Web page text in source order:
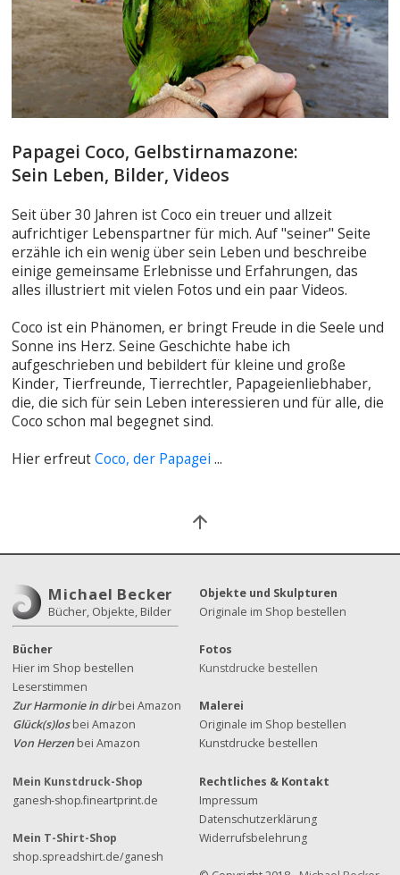
Papagei Coco, Gelbstirnamazone:
Sein Leben, Bilder, Videos
Seit über 30 Jahren ist Coco ein treuer und allzeit
aufrichtiger Lebenspartner für mich. Auf "seiner" Seite
erzähle ich ein wenig über sein Leben und beschreibe
einige gemeinsame Erlebnisse und Erfahrungen, das
alles illustriert mit vielen Fotos und ein paar Videos.
Coco ist ein Phänomen, er bringt Freude in die Seele und
Sonne ins Herz. Seine Geschichte habe ich
aufgeschrieben und bebildert für kleine und große
Kinder, Tierfreunde, Tierrechtler, Papageienliebhaber,
die, die sich für sein Leben interessieren und für alle, die
Coco schon mal begegnet sind.
Hier erfreutCoco, der Papagei ...
Michael Becker
Bücher, Objekte, Bilder
Bücher
Hier im Shop bestellen
Leserstimmen
Zur Harmonie in dirbei Amazon
Glück(s)losbei Amazon
Von Herzen bei Amazon
Objekte und Skulpturen
Originale im Shop bestellen
Fotos
Kunstdrucke bestellen
Malerei
Originale im Shop bestellen
Kunstdrucke bestellen
Mein Kunstdruck-Shop
ganesh-shop.fineartprint.de
Mein T-Shirt-Shop
shop.spreadshirt.de/ganesh
Rechtliches & Kontakt
Impressum
Datenschutzerklärung
Widerrufsbelehrung